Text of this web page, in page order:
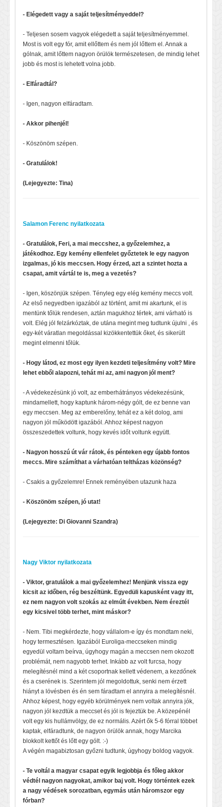
- Elégedett vagy a saját teljesítményeddel?
- Teljesen sosem vagyok elégedett a saját teljesítményemmel.
Most is volt egy fór, amit ellőttem és nem jól lőttem el. Annak a
gólnak, amit lőttem nagyon örülök természetesen, de mindig lehet
jobb és most is lehetett volna jobb.
- Elfáradtál?
- Igen, nagyon elfáradtam.
- Akkor pihenjél!
- Köszönöm szépen.
- Gratulálok!
(Lejegyezte: Tina)
Salamon Ferenc nyilatkozata
- Gratulálok, Feri, a mai meccshez, a győzelemhez, a
játékodhoz. Egy kemény ellenfelet győztetek le egy nagyon
izgalmas, jó kis meccsen. Hogy érzed, azt a szintet hozta a
csapat, amit vártál te is, meg a vezetés?
- Igen, köszönjük szépen. Tényleg egy elég kemény meccs volt.
Az első negyedben igazából az történt, amit mi akartunk, el is
mentünk tőlük rendesen, aztán magukhoz tértek, ami várható is
volt. Elég jól felzárkóztak, de utána megint meg tudtunk újulni , és
egy-két váratlan megoldással kizökkentettük őket, és sikerült
megint elmenni tőlük.
- Hogy látod, ez most egy ilyen kezdeti teljesítmény volt? Mire
lehet ebből alapozni, tehát mi az, ami nagyon jól ment?
- A védekezésünk jó volt, az emberhátrányos védekezésünk,
mindamellett, hogy kaptunk három-négy gólt, de ez benne van
egy meccsen. Meg az emberelőny, tehát ez a két dolog, ami
nagyon jól működött igazából. Ahhoz képest nagyon
összeszedettek voltunk, hogy kevés időt voltunk együtt.
- Nagyon hosszú út vár rátok, és pénteken egy újabb fontos
meccs. Mire számíthat a várhatóan teltházas közönség?
- Csakis a győzelemre! Ennek reményében utazunk haza
- Köszönöm szépen, jó utat!
(Lejegyezte: Di Giovanni Szandra)
Nagy Viktor nyilatkozata
- Viktor, gratulálok a mai győzelemhez! Menjünk vissza egy
kicsit az időben, rég beszéltünk. Egyedüli kapusként vagy itt,
ez nem nagyon volt szokás az elmúlt években. Nem éreztél
egy kicsivel több terhet, mint máskor?
- Nem. Tibi megkérdezte, hogy vállalom-e így és mondtam neki,
hogy termesztésen. Igazából Euroliga-meccseken mindig
egyedül voltam beírva, úgyhogy magán a meccsen nem okozott
problémát, nem nagyobb terhet. Inkább az volt furcsa, hogy
melegítésnél mind a két csoportnak kellett védenem, a kezdőnek
és a cserének is. Szerintem jól megoldottuk, senki nem érzett
hiányt a lövésben és én sem fáradtam el annyira a melegítésnél.
Ahhoz képest, hogy egyéb körülmények nem voltak annyira jók,
nagyon jól kezdtük a meccset és jól is fejeztük be. A közepénél
volt egy kis hullámvölgy, de ez normális. Azért ők 5-6 fórral többet
kaptak, elfáradtunk, de nagyon örülök annak, hogy Marcika
blokkolt kettőt és lőtt egy gólt. :-)
A végén magabiztosan győzni tudtunk, úgyhogy boldog vagyok.
- Te voltál a magyar csapat egyik legjobbja és főleg akkor
védtél nagyon nagyokat, amikor baj volt. Hogy történtek ezek
a nagy védések sorozatban, egymás után háromszor egy
fórban?